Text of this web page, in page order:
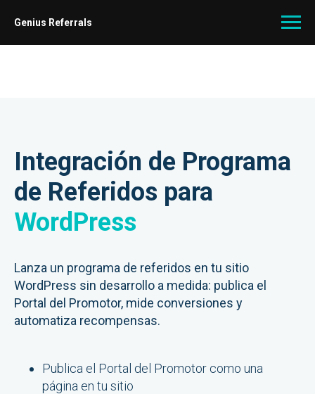
Genius Referrals
Integración de Programa
de Referidos para
WordPress
Lanza un programa de referidos en tu sitio
WordPress sin desarrollo a medida: publica el
Portal del Promotor, mide conversiones y
automatiza recompensas.
Publica el Portal del Promotor como una
página en tu sitio